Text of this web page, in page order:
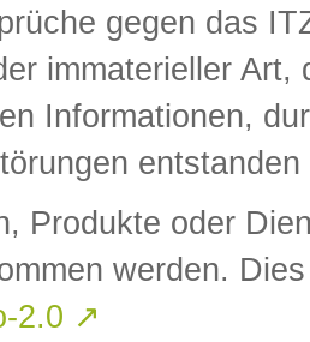
gegen das
immaterieller
Informationen,
Produkte oder
werden.
2.0 ↗